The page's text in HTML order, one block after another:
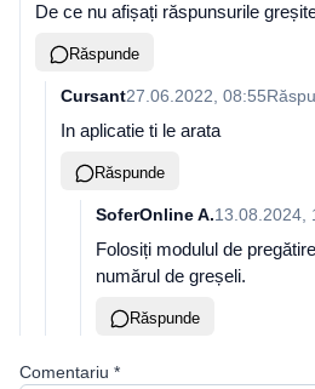
De ce nu afișați răspunsurile
Răspunde
Cursant27.06.2022, 08:55
In aplicatie ti le arata
Răspunde
SoferOnline A.13.08.2024,
Folosiți modulul de
numărul de greșeli.
Răspunde
Comentariu *